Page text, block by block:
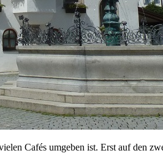
Cafés umgeben ist. Erst auf den